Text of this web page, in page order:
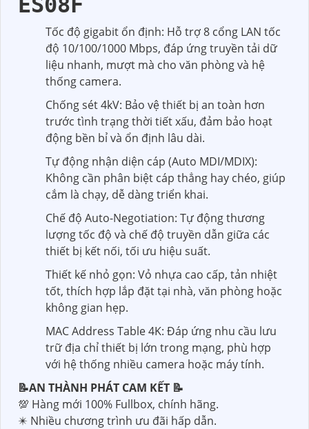
Tốc độ gigabit ổn định: Hỗ trợ 8 cổng LAN tốc
độ 10/100/1000 Mbps, đáp ứng truyền tải dữ
liệu nhanh, mượt mà cho văn phòng và hệ
thống camera.
Chống sét 4kV: Bảo vệ thiết bị an toàn hơn
trước tình trạng thời tiết xấu, đảm bảo hoạt
động bền bỉ và ổn định lâu dài.
Tự động nhận diện cáp (Auto MDI/MDIX):
Không cần phân biệt cáp thẳng hay chéo, giúp
cắm là chạy, dễ dàng triển khai.
Chế độ Auto-Negotiation: Tự động thương
lượng tốc độ và chế độ truyền dẫn giữa các
thiết bị kết nối, tối ưu hiệu suất.
Thiết kế nhỏ gọn: Vỏ nhựa cao cấp, tản nhiệt
tốt, thích hợp lắp đặt tại nhà, văn phòng hoặc
không gian hẹp.
MAC Address Table 4K: Đáp ứng nhu cầu lưu
trữ địa chỉ thiết bị lớn trong mạng, phù hợp
với hệ thống nhiều camera hoặc máy tính.
📝AN THÀNH PHÁT CAM KẾT 📝
💯 Hàng mới 100% Fullbox, chính hãng.
✴️ Nhiều chương trình ưu đãi hấp dẫn.